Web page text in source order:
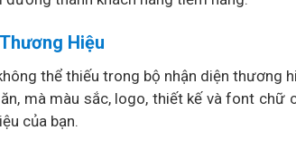
Hiệu
thể thiếu trong bộ nhận diện thương
mà màu sắc, logo, thiết kế và font
của bạn.